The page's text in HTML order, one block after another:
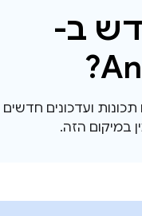
ב-
ועדכונים
במיקום הזה.